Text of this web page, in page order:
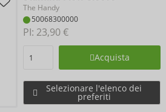
The Handy
50068300000
PI: 23,90 €
Acquista
Selezionare l'elenco dei
preferiti